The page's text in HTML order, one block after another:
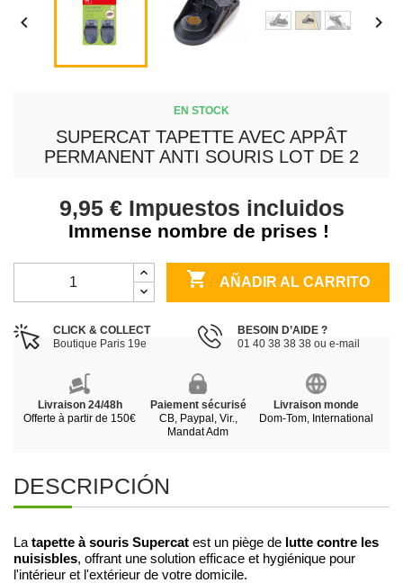
 
EN STOCK
SUPERCAT TAPETTE AVEC APPÂT
PERMANENT ANTI SOURIS LOT DE 2
9,95 € Impuestos incluidos
Immense nombre de prises !
 AÑADIR AL CARRITO
CLICK & COLLECT
Boutique Paris 19e
BESOIN D’AIDE ?
01 40 38 38 38 ou e-mail
Livraison 24/48h
Offerte à partir de 150€
Paiement sécurisé
CB, Paypal, Vir.,
Mandat Adm
Livraison monde
Dom-Tom, International
DESCRIPCIÓN
La tapette à souris Supercat est un piège de lutte contre les
nuisisbles, offrant une solution efficace et hygiénique pour
l'intérieur et l'extérieur de votre domicile.